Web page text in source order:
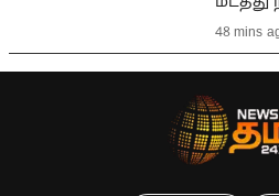
48 mins